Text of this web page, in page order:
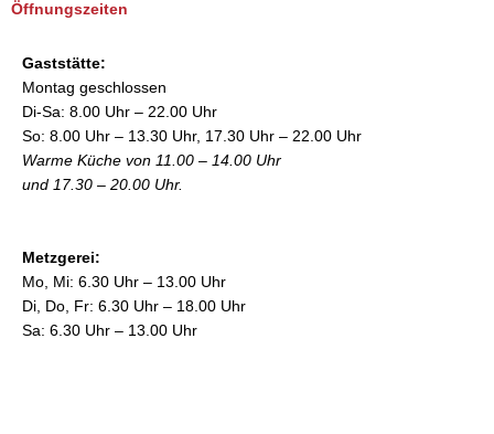
e
o
o
k
t
g
r
a
m
Öffnungszeiten
Gaststätte:
Montag geschlossen
Di-Sa: 8.00 Uhr – 22.00 Uhr
So: 8.00 Uhr – 13.30 Uhr, 17.30 Uhr – 22.00 Uhr
Warme Küche von 11.00 – 14.00 Uhr
und 17.30 – 20.00 Uhr.
Metzgerei:
Mo, Mi: 6.30 Uhr – 13.00 Uhr
Di, Do, Fr: 6.30 Uhr – 18.00 Uhr
Sa: 6.30 Uhr – 13.00 Uhr